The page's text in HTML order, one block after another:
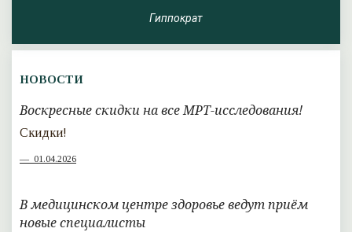
Гиппократ
НОВОСТИ
Воскресные скидки на все МРТ-исследования!
Скидки!
01.04.2026
В медицинском центре здоровье ведут приём
новые специалисты